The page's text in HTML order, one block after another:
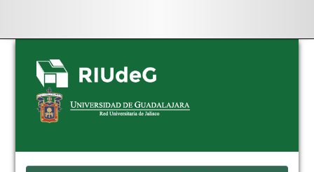
Skip
navigation